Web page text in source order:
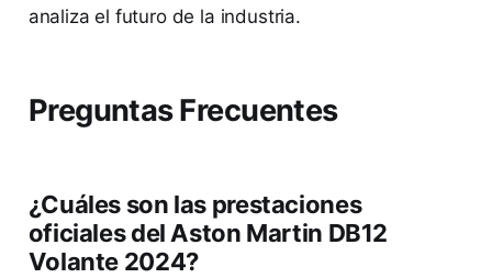
analiza el futuro de la industria.
Preguntas Frecuentes
¿Cuáles son las prestaciones
oficiales del Aston Martin DB12
Volante 2024?